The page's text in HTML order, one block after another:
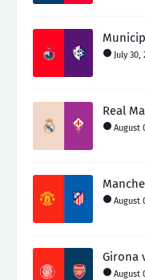
July 30,
Real
August
August
Girona
August